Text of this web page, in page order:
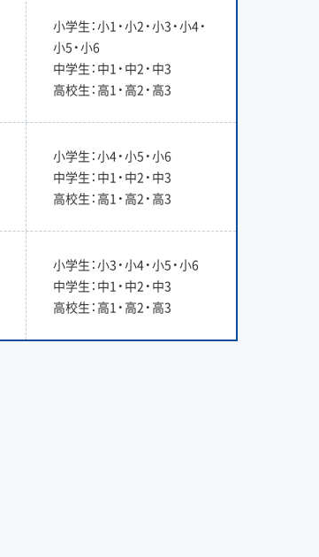
小学生：小1・小2・小3・小4・
小5・小6
中学生：中1・中2・中3
高校生：高1・高2・高3
小学生：小4・小5・小6
中学生：中1・中2・中3
高校生：高1・高2・高3
小学生：小3・小4・小5・小6
中学生：中1・中2・中3
高校生：高1・高2・高3